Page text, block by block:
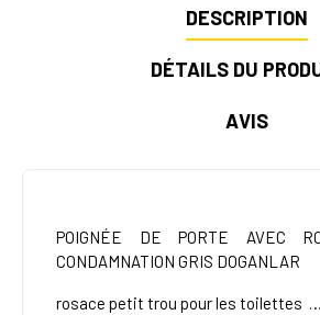
DESCRIPTION
DÉTAILS DU
AVIS
POIGNÉE DE PORTE AVEC
CONDAMNATION GRIS DOGANLAR
rosace petit trou pour les toilettes …